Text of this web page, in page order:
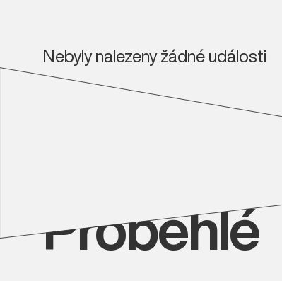
Nebyly nalezeny žádné události
Proběhlé